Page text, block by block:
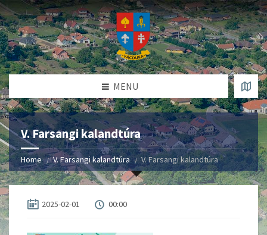
MENU
V. Farsangi kalandtúra
Home V. Farsangi kalandtúra V. Farsangi kalandtúra
2025-02-01 00:00